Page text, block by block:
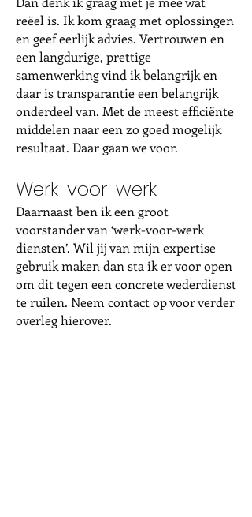
reëel is. Ik kom graag met oplossingen
en geef eerlijk advies. Vertrouwen en
een langdurige, prettige
samenwerking vind ik belangrijk en
daar is transparantie een belangrijk
onderdeel van. Met de meest efficiënte
middelen naar een zo goed mogelijk
resultaat. Daar gaan we voor.
Werk-voor-werk
Daarnaast ben ik een groot
voorstander van ‘werk-voor-werk
diensten’. Wil jij van mijn expertise
gebruik maken dan sta ik er voor open
om dit tegen een concrete wederdienst
te ruilen. Neem contact op voor verder
overleg hierover.